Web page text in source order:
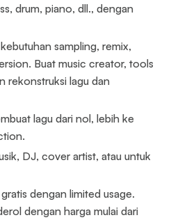
drum, piano, dll., dengan
sampling, remix,
Buat music creator, tools
rekonstruksi lagu dan
lagu dari nol, lebih ke
DJ, cover artist, atau untuk
dengan limited usage.
dengan harga mulai dari